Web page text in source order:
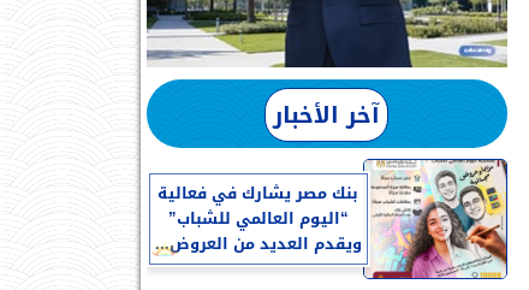
آخر الأخبار
بنك مصر يشارك في فعالية
“اليوم العالمي للشباب”
ويقدم العديد من العروض...